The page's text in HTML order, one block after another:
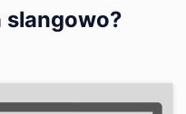
slangowo?